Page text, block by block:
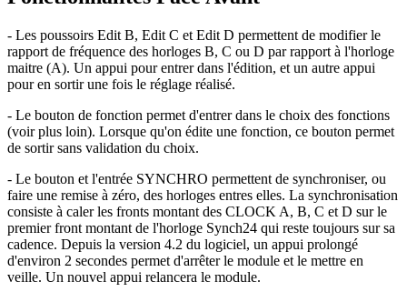
- Les poussoirs Edit B, Edit C et Edit D permettent de modifier le
rapport de fréquence des horloges B, C ou D par rapport à l'horloge
maitre (A). Un appui pour entrer dans l'édition, et un autre appui
pour en sortir une fois le réglage réalisé.
- Le bouton de fonction permet d'entrer dans le choix des fonctions
(voir plus loin). Lorsque qu'on édite une fonction, ce bouton permet
de sortir sans validation du choix.
- Le bouton et l'entrée SYNCHRO permettent de synchroniser, ou
faire une remise à zéro, des horloges entres elles. La synchronisation
consiste à caler les fronts montant des CLOCK A, B, C et D sur le
premier front montant de l'horloge Synch24 qui reste toujours sur sa
cadence. Depuis la version 4.2 du logiciel, un appui prolongé
d'environ 2 secondes permet d'arrêter le module et le mettre en
veille. Un nouvel appui relancera le module.